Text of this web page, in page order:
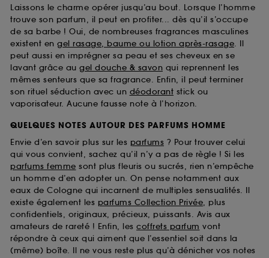
Laissons le charme opérer jusqu’au bout. Lorsque l’homme
trouve son parfum, il peut en profiter... dès qu’il s’occupe
de sa barbe ! Oui, de nombreuses fragrances masculines
existent en gel rasage, baume ou lotion après-rasage. Il
peut aussi en imprégner sa peau et ses cheveux en se
lavant grâce au gel douche & savon qui reprennent les
mêmes senteurs que sa fragrance. Enfin, il peut terminer
son rituel séduction avec un déodorant stick ou
vaporisateur. Aucune fausse note à l’horizon.
QUELQUES NOTES AUTOUR DES PARFUMS HOMME
Envie d’en savoir plus sur les parfums ? Pour trouver celui
qui vous convient, sachez qu’il n’y a pas de règle ! Si les
parfums femme sont plus fleuris ou sucrés, rien n’empêche
un homme d’en adopter un. On pense notamment aux
eaux de Cologne qui incarnent de multiples sensualités. Il
existe également les parfums Collection Privée, plus
confidentiels, originaux, précieux, puissants. Avis aux
amateurs de rareté ! Enfin, les coffrets parfum vont
répondre à ceux qui aiment que l’essentiel soit dans la
(même) boîte. Il ne vous reste plus qu’à dénicher vos notes